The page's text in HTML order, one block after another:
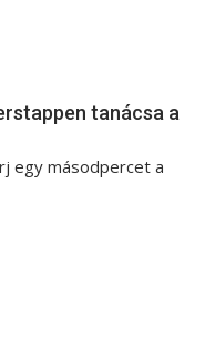
tanácsa a
egy másodpercet a